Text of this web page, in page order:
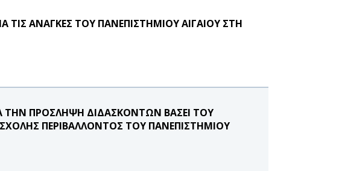
ΑΝΑΓΚΕΣ ΤΟΥ ΠΑΝΕΠΙΣΤΗΜΙΟΥ ΑΙΓΑΙΟΥ ΣΤΗ
ΤΗΝ ΠΡΟΣΛΗΨΗ ΔΙΔΑΣΚΟΝΤΩΝ ΒΑΣΕΙ ΤΟΥ
ΠΕΡΙΒΑΛΛΟΝΤΟΣ ΤΟΥ ΠΑΝΕΠΙΣΤΗΜΙΟΥ